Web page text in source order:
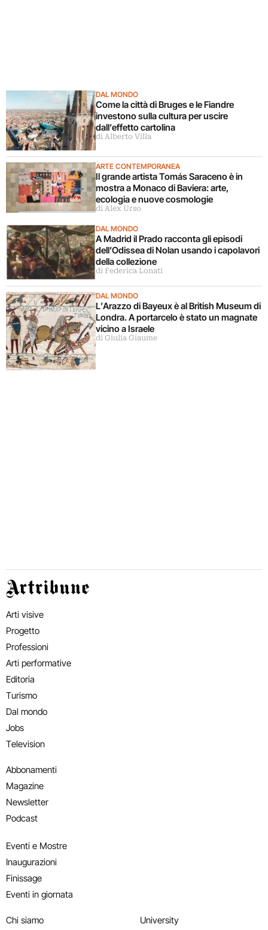
DAL MONDO
Come la città di Bruges e le Fiandre
investono sulla cultura per uscire
dall’effetto cartolina
di Alberto Villa
ARTE CONTEMPORANEA
Il grande artista Tomás Saraceno è in
mostra a Monaco di Baviera: arte,
ecologia e nuove cosmologie
di Alex Urso
DAL MONDO
A Madrid il Prado racconta gli episodi
dell’Odissea di Nolan usando i capolavori
della collezione
di Federica Lonati
DAL MONDO
L’Arazzo di Bayeux è al British Museum di
Londra. A portarcelo è stato un magnate
vicino a Israele
di Giulia Giaume
Artribune
Arti visive
Progetto
Professioni
Arti performative
Editoria
Turismo
Dal mondo
Jobs
Television
Abbonamenti
Magazine
Newsletter
Podcast
Eventi e Mostre
Inaugurazioni
Finissage
Eventi in giornata
Chi siamo
University